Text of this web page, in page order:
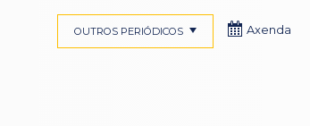
OUTROS PERIÓDICOS Axenda